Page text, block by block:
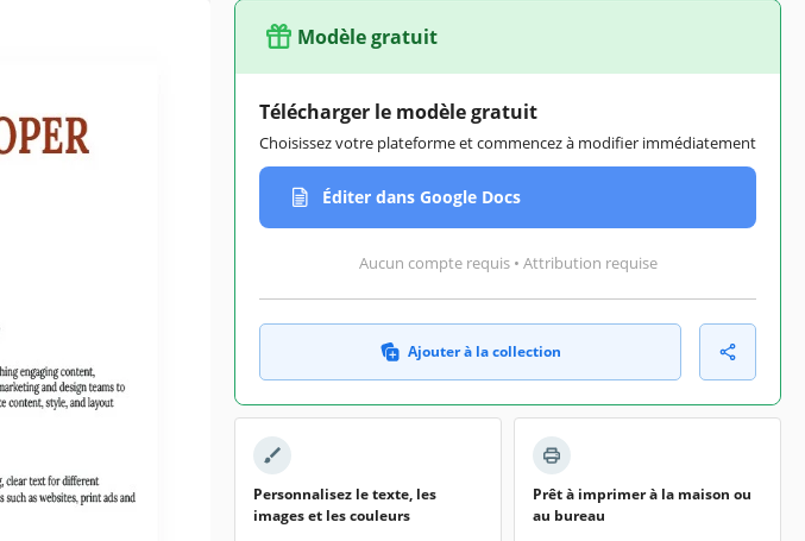
Modèle gratuit
Télécharger le modèle gratuit
Choisissez votre plateforme et commencez à modifier immédiatement
Éditer dans Google Docs
Aucun compte requis • Attribution requise
Ajouter à la collection
Personnalisez le texte, les
images et les couleurs
Prêt à imprimer à la maison ou
au bureau